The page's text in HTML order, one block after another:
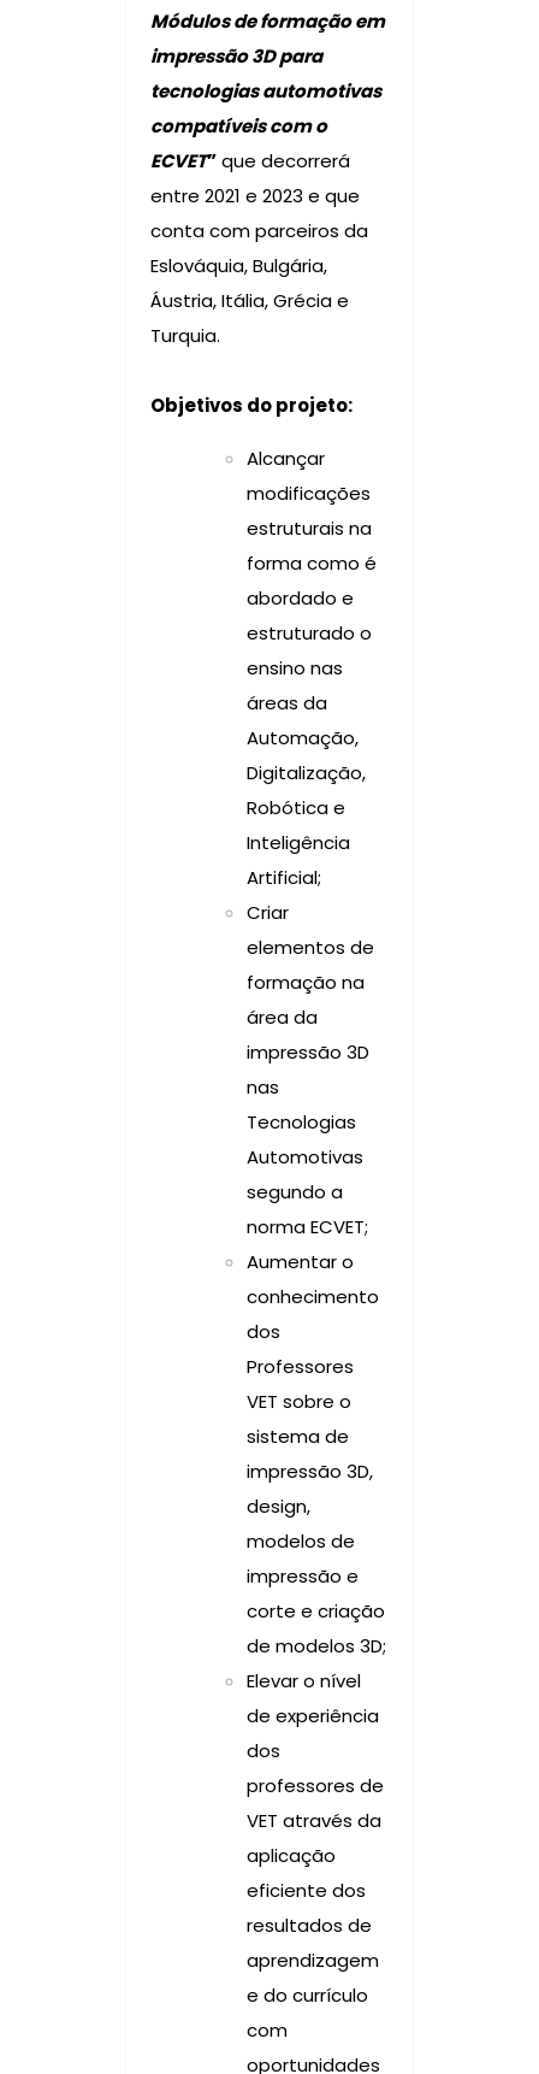
Módulos de formação em
impressão 3D para
tecnologias automotivas
compatíveis com o
ECVET”que decorrerá
entre 2021 e 2023 e que
conta com parceiros da
Eslováquia, Bulgária,
Áustria, Itália, Grécia e
Turquia.
Objetivos do projeto:
Alcançar
modificações
estruturais na
forma como é
abordado e
estruturado o
ensino nas
áreas da
Automação,
Digitalização,
Robótica e
Inteligência
Artificial;
Criar
elementos de
formação na
área da
impressão 3D
nas
Tecnologias
Automotivas
segundo a
norma ECVET;
Aumentar o
conhecimento
dos
Professores
VET sobre o
sistema de
impressão 3D,
design,
modelos de
impressão e
corte e criação
de modelos 3D;
Elevar o nível
de experiência
dos
professores de
VET através da
aplicação
eficiente dos
resultados de
aprendizagem
e do currículo
com
oportunidades